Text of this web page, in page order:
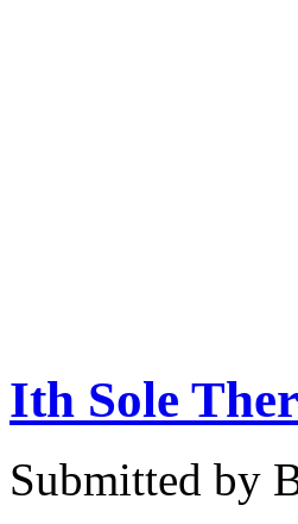
Ith Sole
Submitted by